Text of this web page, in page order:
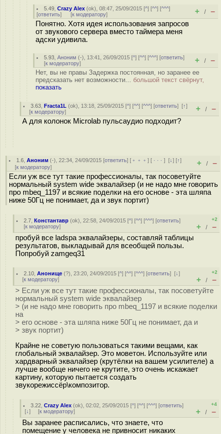
5.49 ,Crazy Alex (ok), 08:47, 25/09/2015 [^] [^^] [^^^]
[ответить] [к модератору] + / –
Понятно. Хотя идея использования запросов
от звукового сервера вместо таймера меня
адски удивила.
5.93 ,Аноним (-), 13:41, 26/09/2015 [^] [^^] [^^^] [ответить]
[к модератору] + / –
Нет, вы не правы Задержка постоянная, но заранее ее
предсказать нет возможности... большой текст свёрнут,
показать
3.63 ,Fracta1L (ok), 13:18, 25/09/2015 [^] [^^] [^^^] [ответить][↑]
[к модератору] + / –
А для колонок Microlab пульсаудио подходит?
1.6 ,Аноним (-), 22:34, 24/09/2015 [ответить] [ ﹢﹢﹢] [ · · ·][↓] [↑]
[к модератору] + / –
Если уж все тут такие профессионалы, так посоветуйте
нормальный system wide эквалайзер (и не надо мне говорить
про mbeq_1197 и всякие поделки на его основе - эта шляпа
ниже 50Гц не понимает, да и звук портит)
2.7 ,Константавр (ok), 22:58, 24/09/2015 [^] [^^] [^^^] [ответить]
[к модератору]
+2
+ / –
пробуй все ladspa эквалайзеры, составляй таблицы
результатов, выкладывай для всеобщей пользы.
Попробуй zamgeq31
2.10 ,Анонище (?), 23:20, 24/09/2015 [^] [^^] [^^^] [ответить][↓]
[к модератору]
+2
+ / –
> Если уж все тут такие профессионалы, так посоветуйте
нормальный system wide эквалайзер
> (и не надо мне говорить про mbeq_1197 и всякие поделки
на
> его основе - эта шляпа ниже 50Гц не понимает, да и
> звук портит)
Крайне не советую пользоваться такими вещами, как
глобальный эквалайзер. Это моветон. Используйте или
хардварный эквалайзер (крутёлки на вашем усилителе) а
лучше вообще ничего не крутите, это очень искажает
картину, которую пытается создать
звукорежиссёр\композитор.
3.22 ,Crazy Alex (ok), 02:02, 25/09/2015 [^] [^^] [^^^] [ответить]
[↓] [к модератору]
+4
+ / –
Вы заранее расписались, что знаете, что
помещение у человека не привносит никаких